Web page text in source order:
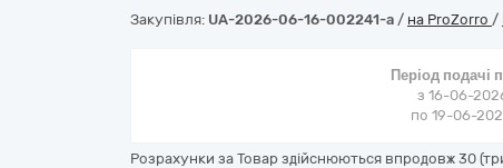
Закупівля: UA-2026-06-16-002241-a / на ProZorro /
Період подачі
з 16-06-
по 19-06-
Розрахунки за Товар здійснюються впродовж 30